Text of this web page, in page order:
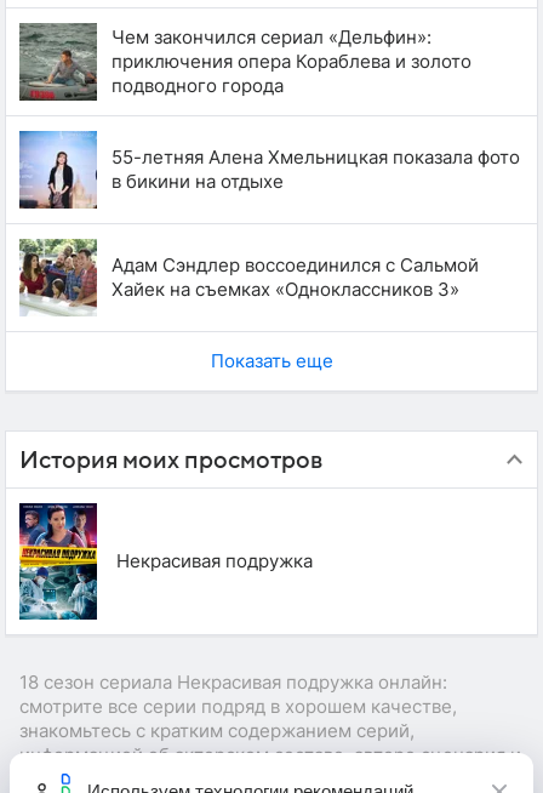
Чем закончился сериал «Дельфин»:
приключения опера Кораблева и золото
подводного города
55-летняя Алена Хмельницкая показала фото
в бикини на отдыхе
Адам Сэндлер воссоединился с Сальмой
Хайек на съемках «Одноклассников 3»
Показать еще
История моих просмотров
Некрасивая подружка
18 сезон сериала Некрасивая подружка онлайн:
смотрите все серии подряд в хорошем качестве,
знакомьтесь с кратким содержанием серий,
информацией об актерском составе, авторе сценария и
режиссере сериала.